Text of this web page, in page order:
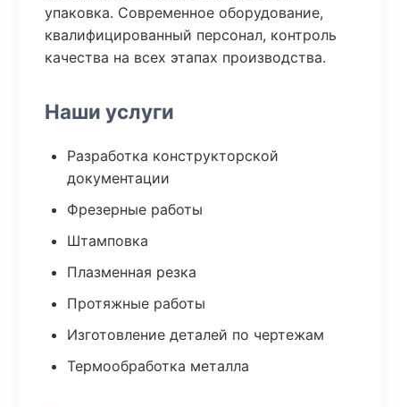
упаковка. Современное оборудование,
квалифицированный персонал, контроль
качества на всех этапах производства.
Наши услуги
Разработка конструкторской
документации
Фрезерные работы
Штамповка
Плазменная резка
Протяжные работы
Изготовление деталей по чертежам
Термообработка металла